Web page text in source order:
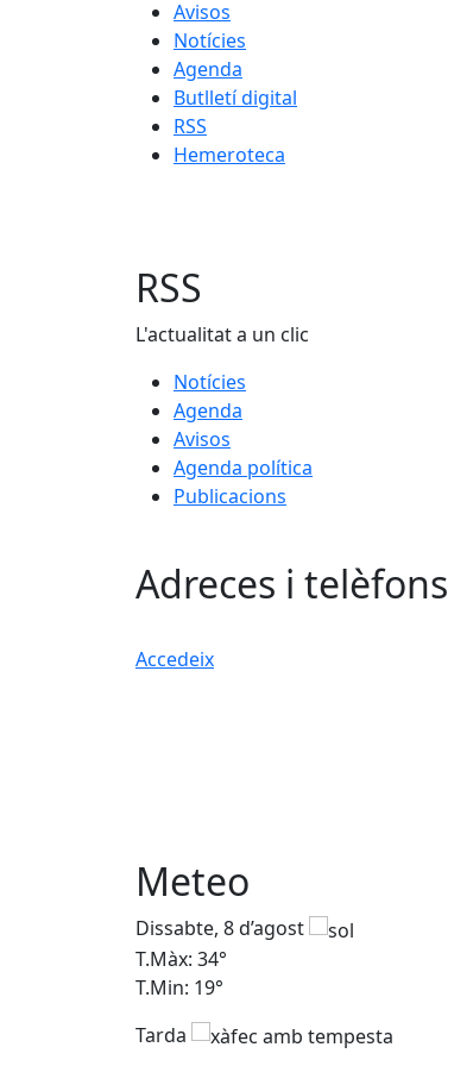
Avisos
Notícies
Agenda
Butlletí digital
RSS
Hemeroteca
RSS
L'actualitat a un clic
Notícies
Agenda
Avisos
Agenda política
Publicacions
Adreces i telèfons
Accedeix
Meteo
Dissabte, 8 d’agost
T.Màx: 34°
T.Min: 19°
Tarda